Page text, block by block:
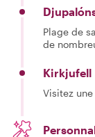
Plage de
de
Kirkjufell
Visitez